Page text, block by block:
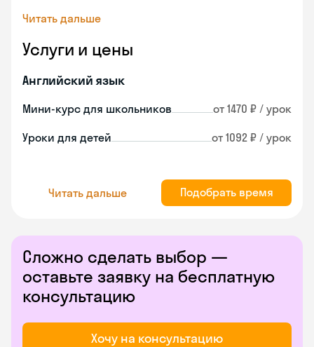
Читать дальше
Услуги и цены
Английский язык
Мини-курс для школьников от 1470 ₽ / урок
Уроки для детей от 1092 ₽ / урок
Читать дальше Подобрать время
Сложно сделать выбор —
оставьте заявку на бесплатную
консультацию
Хочу на консультацию